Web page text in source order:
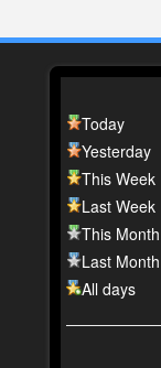
Today
Yesterday
This Week
Last Week
This Month
Last Month
All days